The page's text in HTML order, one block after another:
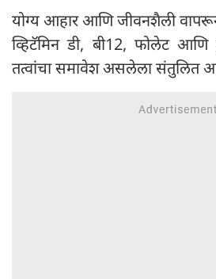
योग्य आहार आणि जीवनशैली
व्हिटॅमिन डी, बी12, फोलेट
तत्वांचा समावेश असलेला संतुलित